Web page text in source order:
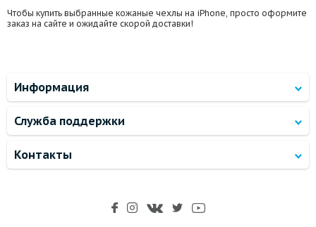
Чтобы купить выбранные кожаные чехлы на iPhone, просто оформите
заказ на сайте и ожидайте скорой доставки!
Информация
Служба поддержки
Контакты